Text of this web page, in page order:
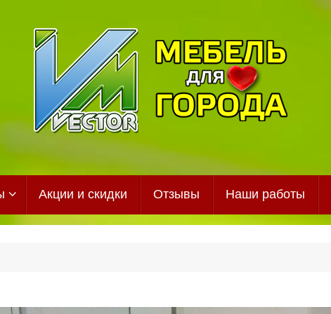
Акции и скидки Отзывы Наши работы